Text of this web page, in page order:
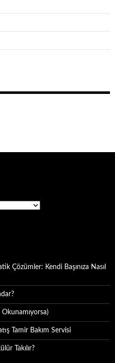
Çözümler: Kendi Başınıza Nasıl
Okunamıyorsa)
Tamir Bakım Servisi
Takılır?